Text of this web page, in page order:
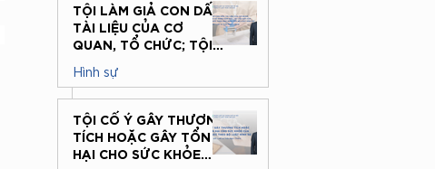
TỘI LÀM GIẢ CON DẤU,
TÀI LIỆU CỦA CƠ
QUAN, TỔ CHỨC; TỘI
TÀI LIỆU GIẢ CỦA CƠ
QUAN, TỔ CHỨC THEO
QUY ĐỊNH CỦA BỘ
LUẬT HÌNH SỰ
Hình sự
TỘI CỐ Ý GÂY THƯƠNG
TÍCH HOẶC GÂY TỔN
HẠI CHO SỨC KHỎE